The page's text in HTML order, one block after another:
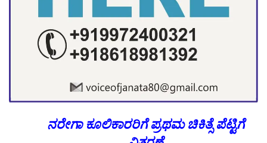
ನರೇಗಾ ಕೂಲಿಕಾರರಿಗೆ ಪ್ರಥಮ ಚಿಕಿತ್ಸೆ ಪೆಟ್ಟಿಗೆ